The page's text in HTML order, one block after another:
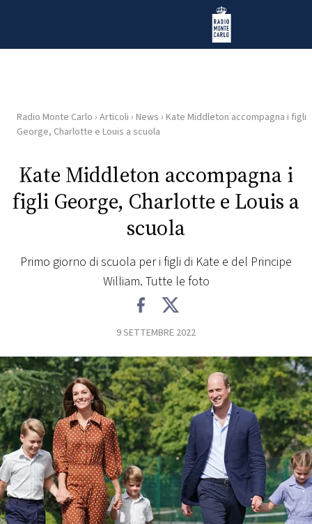
Radio Monte Carlo
HOME
RADIO
WEB
RADIO
PLAYLIST
CONCORSI
EVENTI
VIDEO
TV
Radio Monte Carlo › Articoli › News › Kate Middleton accompagna i figli
George, Charlotte e Louis a scuola
Kate Middleton accompagna i
figli George, Charlotte e Louis a
scuola
Primo giorno di scuola per i figli di Kate e del Principe
William. Tutte le foto
9 SETTEMBRE 2022